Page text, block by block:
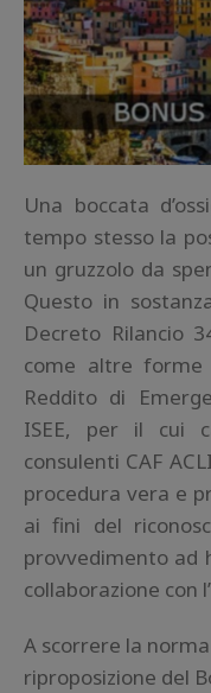
Una boccata
tempo stesso la
un gruzzolo da
Questo in
Decreto Rilancio
come altre forme
Reddito di
ISEE, per il cui
consulenti CAF
procedura vera e
ai fini del
provvedimento ad
collaborazione con
A scorrere la
riproposizione del